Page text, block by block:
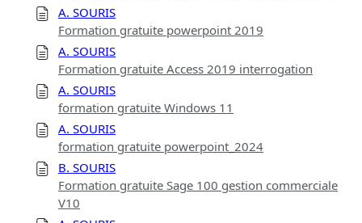
A. SOURIS
Formation gratuite powerpoint 2019
A. SOURIS
Formation gratuite Access 2019 interrogation
A. SOURIS
formation gratuite Windows 11
A. SOURIS
formation gratuite powerpoint_2024
B. SOURIS
Formation gratuite Sage 100 gestion commerciale
V10